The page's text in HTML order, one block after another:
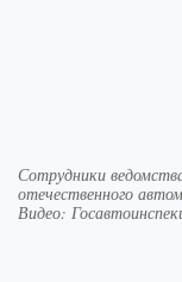
Сотрудники
отечественного
Видео: